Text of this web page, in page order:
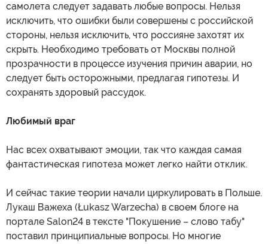
самолета следует задавать любые вопросы. Нельзя
исключить, что ошибки были совершены с российской
стороны, нельзя исключить, что россияне захотят их
скрыть. Необходимо требовать от Москвы полной
прозрачности в процессе изучения причин аварии, но
следует быть осторожными, предлагая гипотезы. И
сохранять здоровый рассудок.
Любимый враг
Нас всех охватывают эмоции, так что каждая самая
фантастическая гипотеза может легко найти отклик.
И сейчас такие теории начали циркулировать в Польше.
Лукаш Важеха (Łukasz Warzecha) в своем блоге на
портале Salon24 в тексте "Покушение – слово табу"
поставил принципиальные вопросы. Но многие